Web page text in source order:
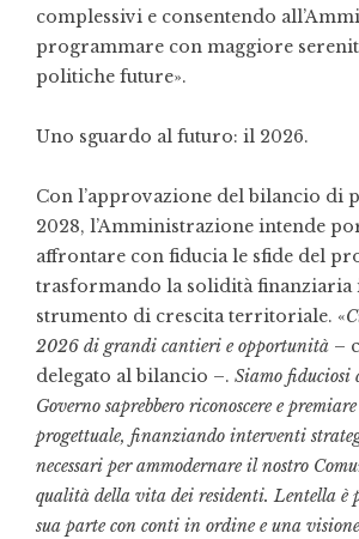
complessivi e consentendo
programmare con maggiore
politiche future».
Uno sguardo al futuro: il 2026.
Con l’approvazione del bilancio di
2028, l’Amministrazione intende
affrontare con fiducia le sfide del
trasformando la solidità finanziaria
strumento di crescita territoriale. «
2026 di grandi cantieri e opportunità –
delegato al bilancio –. Siamo fiduciosi
Governo saprebbero riconoscere e
progettuale, finanziando interventi
necessari per ammodernare il nostro
qualità della vita dei residenti. Lentella è
sua parte con conti in ordine e una